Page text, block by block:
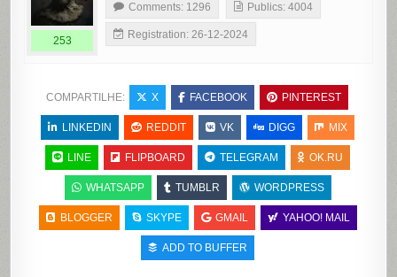
253
Comments: 1296 Publics: 4004
Registration: 26-12-2024
COMPARTILHE: X FACEBOOK PINTEREST
LINKEDIN REDDIT VK DIGG MIX
LINE FLIPBOARD TELEGRAM OK.RU
WHATSAPP TUMBLR WORDPRESS
BLOGGER SKYPE GMAIL YAHOO! MAIL
ADD TO BUFFER